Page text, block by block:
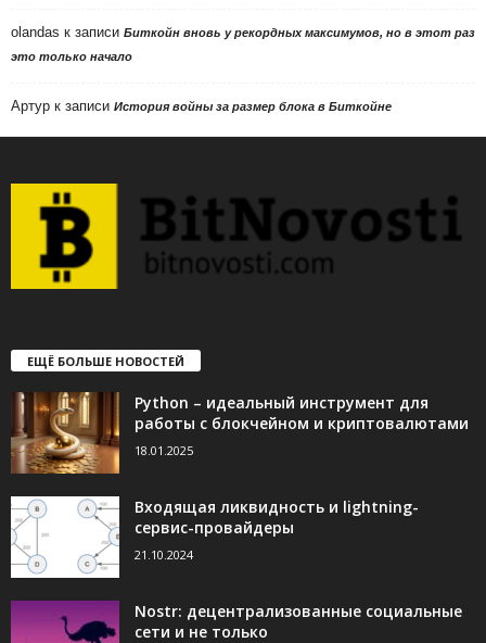
olandas к записи Биткойн вновь у рекордных максимумов, но в этот раз
это только начало
Артур к записи История войны за размер блока в Биткойне
ЕЩЁ БОЛЬШЕ НОВОСТЕЙ
Python – идеальный инструмент для
работы с блокчейном и криптовалютами
18.01.2025
Входящая ликвидность и lightning-
сервис-провайдеры
21.10.2024
Nostr: децентрализованные социальные
сети и не только